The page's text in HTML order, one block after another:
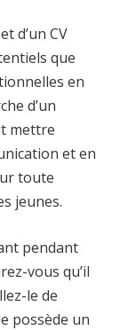
d’un CV
que
en
d’un
mettre
et en
toute
jeunes.
pendant
vous qu’il
le de
possède un